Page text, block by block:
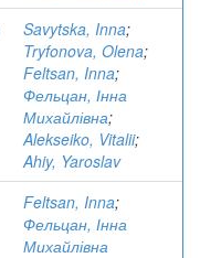
Savytska, Inna;
Tryfonova, Olena;
Feltsan, Inna;
Фельцан, Інна
Михайлівна;
Alekseiko, Vitalii;
Ahiy, Yaroslav
Feltsan, Inna;
Фельцан, Інна
Михайлівна